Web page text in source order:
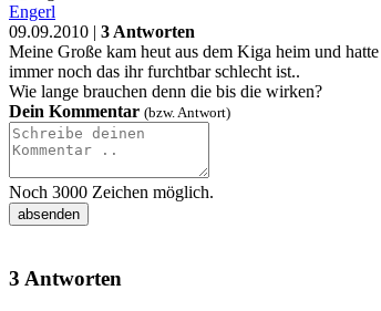
Engerl
09.09.2010 | 3 Antworten
Meine Große kam heut aus dem Kiga heim und
immer noch das ihr furchtbar schlecht ist..
Wie lange brauchen denn die bis die wirken?
Dein Kommentar (bzw. Antwort)
Noch 3000 Zeichen möglich.
3 Antworten